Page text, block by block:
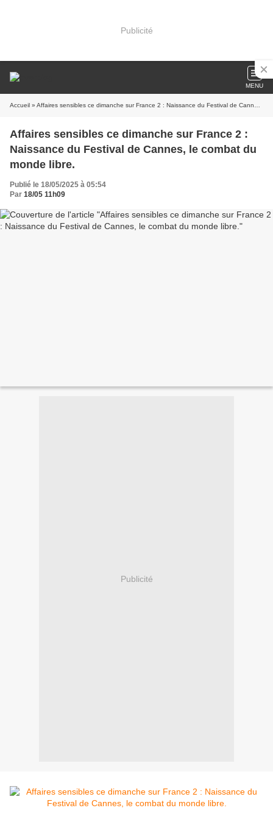
Publicité
MENU
Accueil » Affaires sensibles ce dimanche sur France 2 : Naissance du Festival de Cannes, le combat du monde libre.
Affaires sensibles ce dimanche sur France 2 :
Naissance du Festival de Cannes, le combat du
monde libre.
Publié le 18/05/2025 à 05:54
Par 18/05 11h09
Publicité